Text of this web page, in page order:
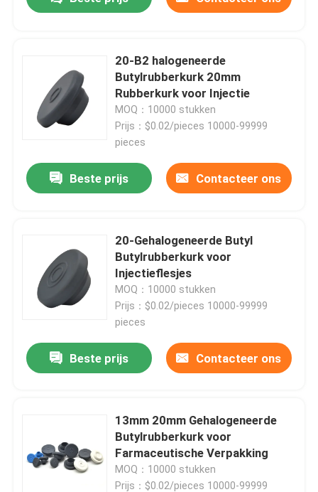
20-B2 halogeneerde
Butylrubberkurk 20mm
Rubberkurk voor Injectie
MOQ：10000 stukken
Prijs：$0.02/pieces 10000-99999
pieces
Beste prijs Contacteer ons
20-Gehalogeneerde Butyl
Butylrubberkurk voor
Injectieflesjes
MOQ：10000 stukken
Prijs：$0.02/pieces 10000-99999
pieces
Beste prijs Contacteer ons
13mm 20mm Gehalogeneerde
Butylrubberkurk voor
Farmaceutische Verpakking
MOQ：10000 stukken
Prijs：$0.02/pieces 10000-99999